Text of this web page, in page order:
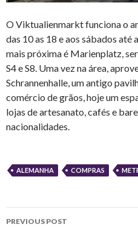
O Viktualienmarkt funciona o
das 10 as 18 e aos sábados até
mais próxima é Marienplatz,
S4 e S8. Uma vez na área,
Schrannenhalle, um antigo
comércio de grãos, hoje um
lojas de artesanato, cafés e
nacionalidades.
ALEMANHA COMPRAS
Post
PREVIOUS POST